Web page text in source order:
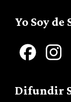
Yo Soy
Facebook
Difundir